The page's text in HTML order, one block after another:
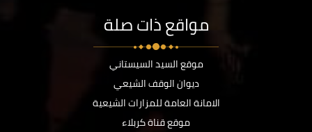
مواقع ذات صلة
موقع السيد السيستاني
ديوان الوقف الشيعي
الامانة العامة للمزارات الشيعية
موقع قناة كربلاء